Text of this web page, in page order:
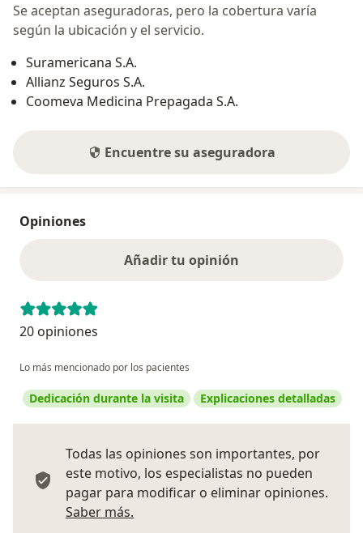
Se aceptan aseguradoras, pero la cobertura varía
según la ubicación y el servicio.
Suramericana S.A.
Allianz Seguros S.A.
Coomeva Medicina Prepagada S.A.
Encuentre su aseguradora
Opiniones
Añadir tu opinión
20 opiniones
Lo más mencionado por los pacientes
Dedicación durante la visita Explicaciones detalladas
Todas las opiniones son importantes, por
este motivo, los especialistas no pueden
pagar para modificar o eliminar opiniones.
Saber más.